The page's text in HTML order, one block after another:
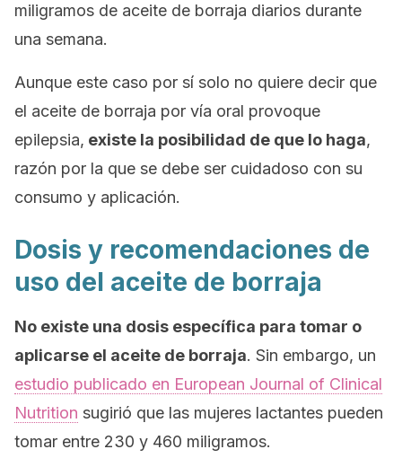
miligramos de aceite de borraja diarios durante
una semana.
Aunque este caso por sí solo no quiere decir que
el aceite de borraja por vía oral provoque
epilepsia, existe la posibilidad de que lo haga,
razón por la que se debe ser cuidadoso con su
consumo y aplicación.
Dosis y recomendaciones de
uso del aceite de borraja
No existe una dosis específica para tomar o
aplicarse el aceite de borraja. Sin embargo, un
estudio publicado en European Journal of Clinical
Nutrition sugirió que las mujeres lactantes pueden
tomar entre 230 y 460 miligramos.